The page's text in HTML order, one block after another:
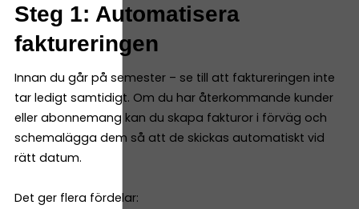
Steg 1: Automatisera
faktureringen
Innan du går på semester – se till att faktureringen inte
tar ledigt samtidigt. Om du har återkommande kunder
eller abonnemang kan du skapa fakturor i förväg och
schemalägga dem så att de skickas automatiskt vid
rätt datum.
Det ger flera fördelar: